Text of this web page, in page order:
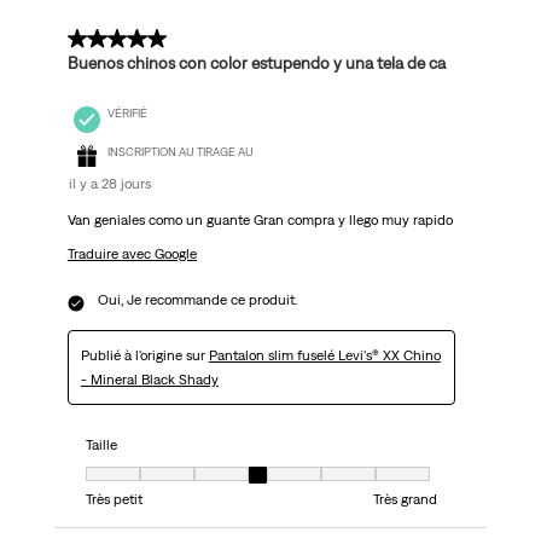
5 sur 5 étoiles.
Buenos chinos con color estupendo y una tela de ca
VÉRIFIÉ
INSCRIPTION AU TIRAGE AU
il y a 28 jours
Van geniales como un guante Gran compra y llego muy rapido
Traduire avec Google
Oui, Je recommande ce produit.
Publié à l'origine sur Pantalon slim fuselé Levi's® XX Chino
- Mineral Black Shady
Taille
Taille, 4 sur 7, où 1 est égal à Très petit et 7 est égal à Très grand
Très petit
Très grand